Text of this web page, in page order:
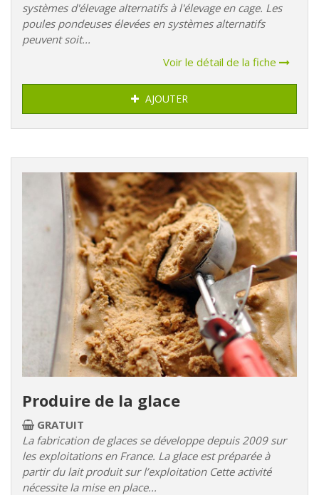
systèmes d'élevage alternatifs à l'élevage en cage. Les
poules pondeuses élevées en systèmes alternatifs
peuvent soit...
Voir le détail de la fiche
AJOUTER
Produire de la glace
GRATUIT
La fabrication de glaces se développe depuis 2009 sur
les exploitations en France. La glace est préparée à
partir du lait produit sur l’exploitation Cette activité
nécessite la mise en place...